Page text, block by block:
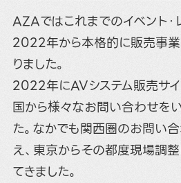
AZAではこれまでのイベント・
2022年から本格的に販売事業
りました。
2022年にAVシステム販売サ
国から様々なお問い合わせを
た。なかでも関西圏のお問い
え、東京からその都度現場調
てきました。